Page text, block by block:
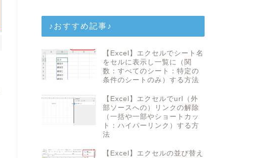
♪おすすめ記事♪
【Excel】エクセルでシート名
をセルに表示し一覧に（関
数：すべてのシート：特定の
条件のシートのみ）する方法
【Excel】エクセルでurl（外
部ソースへの）リンクの解除
（一括や一部やショートカッ
ト：ハイパーリンク）する方
法
【Excel】エクセルの並び替え